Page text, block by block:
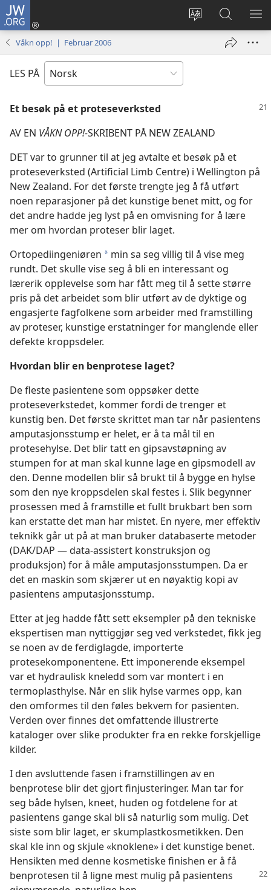
JW.ORG
Endre
Logg
inn
vindu)
Søk
på
JW.ORG
VIS
Våkn opp! | Februar 2006
LES PÅ
Et besøk på et proteseverksted
AV EN VÅKN OPP!-SKRIBENT PÅ NEW ZEALAND
DET var to grunner til at jeg avtalte et besøk på et
proteseverksted (Artificial Limb Centre) i Wellington på
New Zealand. For det første trengte jeg å få utført
noen reparasjoner på det kunstige benet mitt, og for
det andre hadde jeg lyst på en omvisning for å lære
mer om hvordan proteser blir laget.
Ortopediingeniøren * min sa seg villig til å vise meg
rundt. Det skulle vise seg å bli en interessant og
lærerik opplevelse som har fått meg til å sette større
pris på det arbeidet som blir utført av de dyktige og
engasjerte fagfolkene som arbeider med framstilling
av proteser, kunstige erstatninger for manglende eller
defekte kroppsdeler.
Hvordan blir en benprotese laget?
De fleste pasientene som oppsøker dette
proteseverkstedet, kommer fordi de trenger et
kunstig ben. Det første skrittet man tar når pasientens
amputasjonsstump er helet, er å ta mål til en
protesehylse. Det blir tatt en gipsavstøpning av
stumpen for at man skal kunne lage en gipsmodell av
den. Denne modellen blir så brukt til å bygge en hylse
som den nye kroppsdelen skal festes i. Slik begynner
prosessen med å framstille et fullt brukbart ben som
kan erstatte det man har mistet. En nyere, mer effektiv
teknikk går ut på at man bruker databaserte metoder
(DAK/DAP — data-assistert konstruksjon og
produksjon) for å måle amputasjonsstumpen. Da er
det en maskin som skjærer ut en nøyaktig kopi av
pasientens amputasjonsstump.
Etter at jeg hadde fått sett eksempler på den tekniske
ekspertisen man nyttiggjør seg ved verkstedet, fikk jeg
se noen av de ferdiglagde, importerte
protesekomponentene. Ett imponerende eksempel
var et hydraulisk kneledd som var montert i en
termoplasthylse. Når en slik hylse varmes opp, kan
den omformes til den føles bekvem for pasienten.
Verden over finnes det omfattende illustrerte
kataloger over slike produkter fra en rekke forskjellige
kilder.
I den avsluttende fasen i framstillingen av en
benprotese blir det gjort finjusteringer. Man tar for
seg både hylsen, kneet, huden og fotdelene for at
pasientens gange skal bli så naturlig som mulig. Det
siste som blir laget, er skumplastkosmetikken. Den
skal kle inn og skjule «knoklene» i det kunstige benet.
Hensikten med denne kosmetiske finishen er å få
benprotesen til å ligne mest mulig på pasientens